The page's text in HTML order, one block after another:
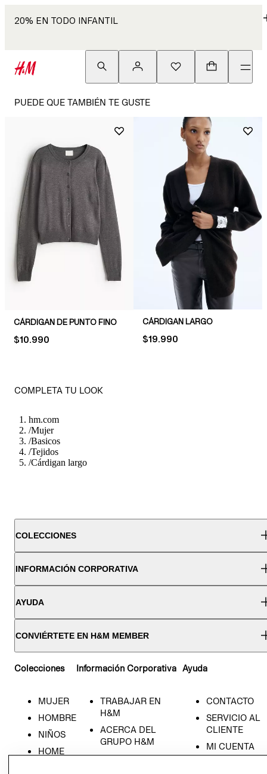
20% EN TODO INFANTIL
PUEDE QUE TAMBIÉN TE GUSTE
CÁRDIGAN DE PUNTO FINO
PRICE:
$10.990
CÁRDIGAN LARGO
PRICE:
$19.990
COMPLETA TU LOOK
hm.com
/Mujer
/Basicos
/Tejidos
/Cárdigan largo
COLECCIONES
INFORMACIÓN CORPORATIVA
AYUDA
CONVIÉRTETE EN H&M MEMBER
Colecciones
MUJER
HOMBRE
NIÑOS
HOME
Información Corporativa
TRABAJAR EN
H&M
ACERCA DEL
GRUPO H&M
RESPONSABILIDAD
Ayuda
CONTACTO
SERVICIO AL
CLIENTE
MI CUENTA